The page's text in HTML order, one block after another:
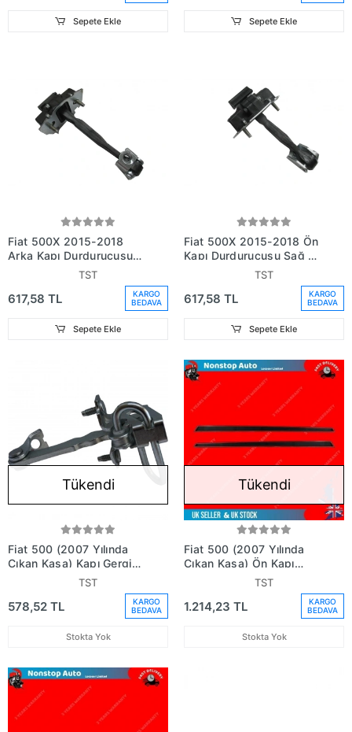
Sepete Ekle Sepete Ekle
Fiat 500X 2015-2018
Arka Kapı Durdurucusu
Sağ - Sol Aynı (Adet)
No:51939944)
TST
617,58 TL
KARGO
BEDAVA
Sepete Ekle
Fiat 500X 2015-2018 Ön
Kapı Durdurucusu Sağ -
Sol Aynı (Adet) Gergisi)
TST
617,58 TL
KARGO
BEDAVA
Sepete Ekle
Tükendi
Fiat 500 (2007 Yılında
Çıkan Kasa) Kapı Gergisi
(Oem No: 51782989)
TST
578,52 TL
KARGO
BEDAVA
Stokta Yok
Tükendi
Fiat 500 (2007 Yılında
Çıkan Kasa) Ön Kapı
Bandı Sağ (Oem No:
TST
1.214,23 TL
KARGO
BEDAVA
Stokta Yok